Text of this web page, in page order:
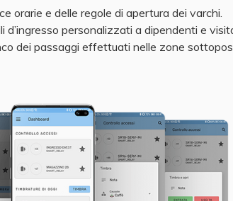
orarie e delle regole di apertura dei varchi.
d’ingresso personalizzati a dipendenti e
dei passaggi effettuati nelle zone